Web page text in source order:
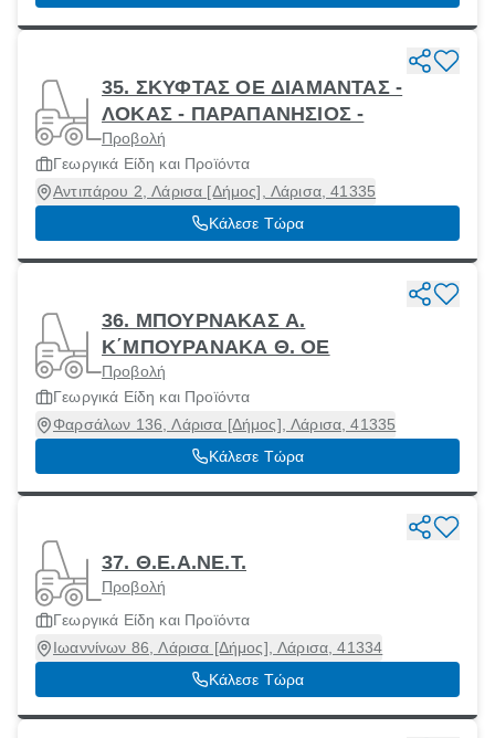
35. ΣΚΥΦΤΑΣ ΟΕ ΔΙΑΜΑΝΤΑΣ -
ΛΟΚΑΣ - ΠΑΡΑΠΑΝΗΣΙΟΣ -
Προβολή
Γεωργικά Είδη και Προϊόντα
Αντιπάρου 2, Λάρισα [Δήμος], Λάρισα, 41335
Κάλεσε Τώρα
36. ΜΠΟΥΡΝΑΚΑΣ Α.
Κ΄ΜΠΟΥΡΑΝΑΚΑ Θ. ΟΕ
Προβολή
Γεωργικά Είδη και Προϊόντα
Φαρσάλων 136, Λάρισα [Δήμος], Λάρισα, 41335
Κάλεσε Τώρα
37. Θ.Ε.Α.ΝΕ.Τ.
Προβολή
Γεωργικά Είδη και Προϊόντα
Ιωαννίνων 86, Λάρισα [Δήμος], Λάρισα, 41334
Κάλεσε Τώρα